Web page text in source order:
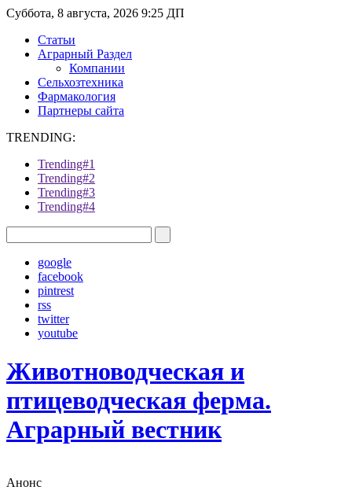
Суббота, 8 августа, 2026 9:25 ДП
Статьи
Аграрный Раздел
Компании
Сельхозтехника
Фармакология
Партнеры сайта
TRENDING:
Trending#1
Trending#2
Trending#3
Trending#4
google
facebook
pintrest
rss
twitter
youtube
Животноводческая и
птицеводческая ферма.
Аграрный вестник
Анонс